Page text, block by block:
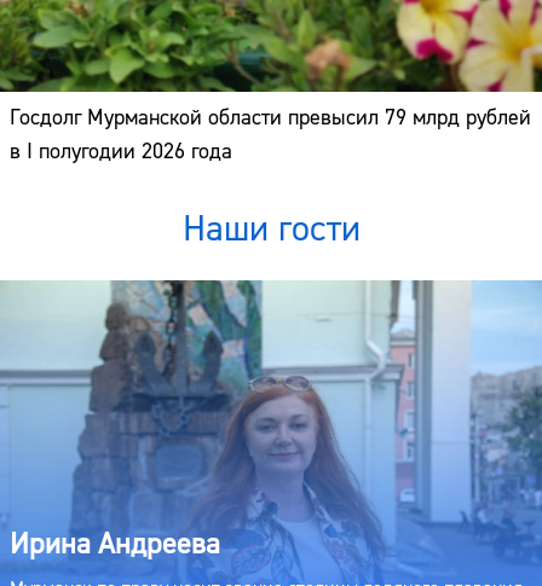
Госдолг Мурманской области превысил 79 млрд рублей
в I полугодии 2026 года
Наши гости
Ирина Андреева